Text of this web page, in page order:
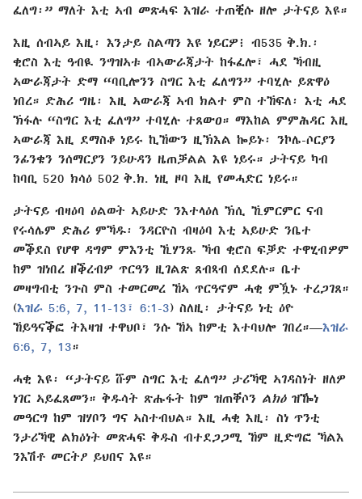
ፈለግ፡” ማለት እቲ ኣብ መጽሓፍ እዝራ ተጠቒሱ ዘሎ ታትናይ እዩ።
እዚ ሰብኣይ እዚ፡ እንታይ ስልጣን እዩ ነይርዎ፧ ብ535 ቅ.ክ.፡
ቂሮስ እቲ ዓብዪ ንግዝኣቱ ብኣውራጃታት ከፋፈሎ፣ ሓደ ኻብዚ
ኣውራጃታት ድማ “ባቢሎንን ስግር እቲ ፈለግን” ተባሂሉ ይጽዋዕ
ነበረ። ድሕሪ ግዜ፡ እዚ ኣውራጃ ኣብ ክልተ ምስ ተኸፍለ፡ እቲ ሓደ
ኽፋሉ “ስግር እቲ ፈለግ” ተባሂሉ ተጸውዐ። ማእከል ምምሕዳር እዚ
ኣውራጃ እዚ ደማስቆ ነይሩ ኪኸውን ዚኽእል ኰይኑ፡ ንኮሌ-ሶርያን
ንፊንቄን ንሰማርያን ንይሁዳን ዜጠቓልል እዩ ነይሩ። ታትናይ ካብ
ከባቢ 520 ክሳዕ 502 ቅ.ክ. ነዚ ዞባ እዚ የመሓድር ነይሩ።
ታትናይ ብዛዕባ ዕልወት ኣይሁድ ንእተላዕለ ኽሲ ኺምርምር ናብ
የሩሳሌም ድሕሪ ምኻዱ፡ ንዳርዮስ ብዛዕባ እቲ ኣይሁድ ንቤተ
መቕደስ የሆዋ ዳግም ምእንቲ ኺሃንጹ ኻብ ቂሮስ ፍቓድ ተዋሂብዎም
ከም ዝነበረ ዘቕረብዎ ጥርዓን ዚገልጽ ጸብጻብ ሰደደሉ። ቤተ
መዛግብቲ ንጉስ ምስ ተመርመረ ኸኣ ጥርዓኖም ሓቂ ምዃኑ ተረጋገጸ።
(እዝራ 5:6, 7, 11-13፣ 6:1-3) ስለዚ፡ ታትናይ ነቲ ዕዮ
ኸይዓናቕፎ ትእዛዝ ተዋህቦ፣ ንሱ ኸኣ ከምቲ እተባህሎ ገበረ።—እዝራ
6:6, 7,
13።
ሓቂ እዩ፡ “ታትናይ ሹም ስግር እቲ ፈለግ” ታሪኻዊ ኣገዳስነት ዘለዎ
ነገር ኣይፈጸመን። ቅዱሳት ጽሑፋት ከም ዝጠቐሶን ልክዕዝዀነ
መዓርግ ከም ዝሃቦን ግና ኣስተብህል። እዚ ሓቂ እዚ፡ ስነ ጥንቲ
ንታሪኻዊ ልክዕነት መጽሓፍ ቅዱስ ብተደጋጋሚ ኸም ዚድግፎ ኻልእ
ንእሽቶ መርትዖ ይህበና እዩ።